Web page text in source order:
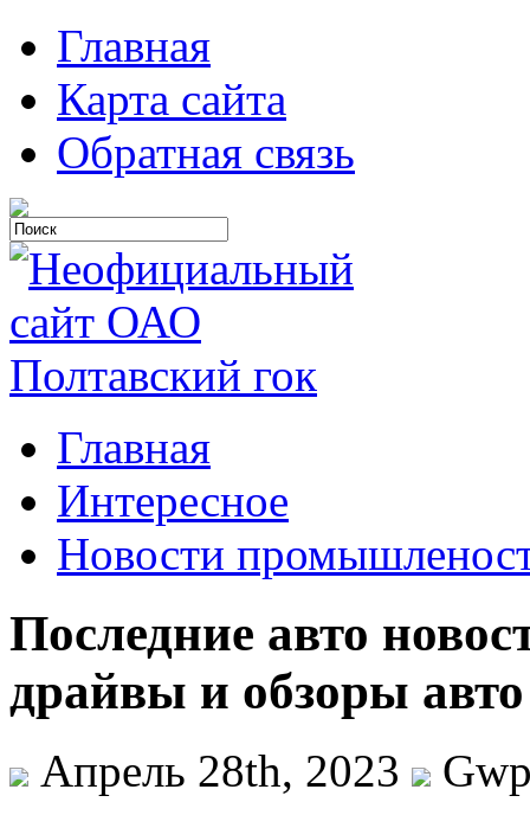
Главная
Карта сайта
Обратная связь
Главная
Интересное
Новости
Последние авто
драйвы и обзоры
Апрель 28th, 2023